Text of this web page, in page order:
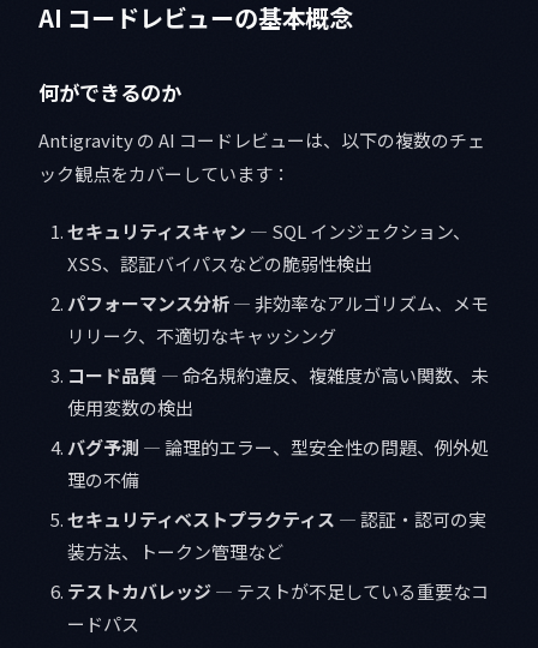
AI コードレビューの基本概念
何ができるのか
Antigravity の AI コードレビューは、以下の複数のチェ
ック観点をカバーしています：
セキュリティスキャン — SQL インジェクション、
XSS、認証バイパスなどの脆弱性検出
パフォーマンス分析— 非効率なアルゴリズム、メモ
リリーク、不適切なキャッシング
コード品質 — 命名規約違反、複雑度が高い関数、未
使用変数の検出
バグ予測 — 論理的エラー、型安全性の問題、例外処
理の不備
セキュリティベストプラクティス — 認証・認可の実
装方法、トークン管理など
テストカバレッジ— テストが不足している重要なコ
ードパス